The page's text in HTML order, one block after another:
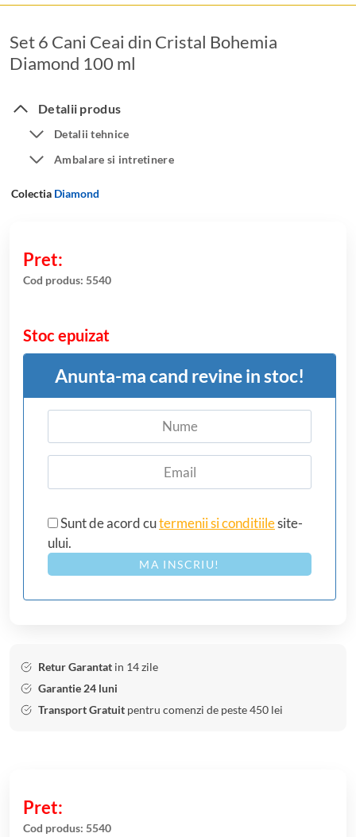
Set 6 Cani Ceai din Cristal Bohemia
Diamond 100 ml
Detalii produs
Detalii tehnice
Ambalare si intretinere
Colectia Diamond
Cod produs: 5540
Stoc epuizat
Anunta-ma cand revine in stoc!
Sunt de acord cutermenii si conditiilesite-
ului.
MA INSCRIU!
Retur Garantat in 14 zile
Garantie 24 luni
Transport Gratuit pentru comenzi de peste 450 lei
Cod produs: 5540